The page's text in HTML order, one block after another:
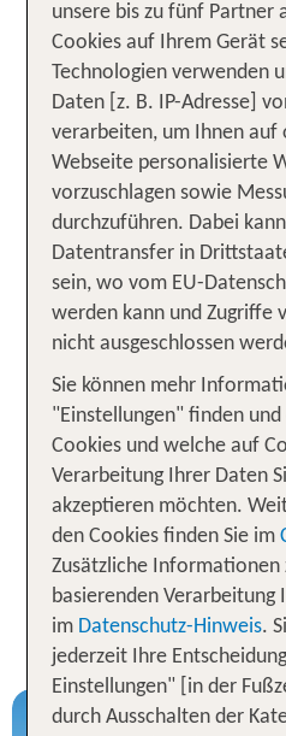
Steht dir Sinn nach
mit Erholung, Umsorgung
Inclusive Urlaub auf
weitläufigen
Aktivitäten wie auch
größte der Kanarischen
ihrer Vielseitigkeit, die
der All Inclusive Hotels
Erlebe eineFülle an
stimmungsvollem
spanischer
Highlightszu nahezu
reichhaltigen
Mittagessen und leckere
zu köstlichen Dinners
am Pool. Ein All Inclusive
Entspannung und
Unsere TOP
Woche All
Teneriffa
unsere bis zu fünf Partner
Cookies auf Ihrem Gerät
Technologien verwenden
Daten [z. B. IP-Adresse]
verarbeiten, um Ihnen auf
Webseite personalisierte
vorzuschlagen sowie
durchzuführen. Dabei
Datentransfer in
sein, wo vom EU-
werden kann und Zugriffe
nicht ausgeschlossen
Sie können mehr
"Einstellungen" finden
Cookies und welche auf
Verarbeitung Ihrer Daten
akzeptieren möchten.
den Cookies finden Sie im
Zusätzliche Informationen
basierenden Verarbeitung
im Datenschutz-Hinweis.
jederzeit Ihre
Einstellungen" [in der
durch Ausschalten der